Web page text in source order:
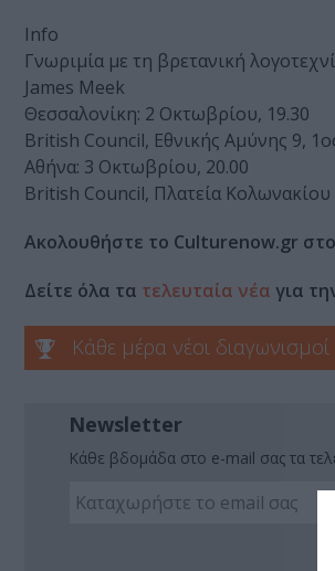
Info
Γνωριμία με τη βρετανική
James Meek
Θεσσαλονίκη: 2 Οκτωβρίου, 19.30
British Council, Εθνικής Αμύνης 9,
Αθήνα: 3 Οκτωβρίου, 20.00
British Council, Πλατεία
Ακολουθήστε το Culturenow.gr στο
Δείτε όλα τα τελευταία νέα για
Κάθε μέρα νέοι
Newsletter
Κάθε βδομάδα στο e-mail σας τα